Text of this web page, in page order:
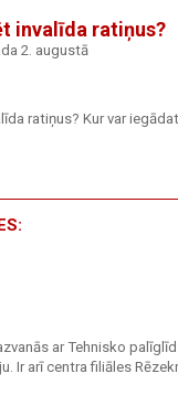
invalīda ratiņus?
2. augustā
ratiņus? Kur var
ar Tehnisko
Ir arī centra filiāles